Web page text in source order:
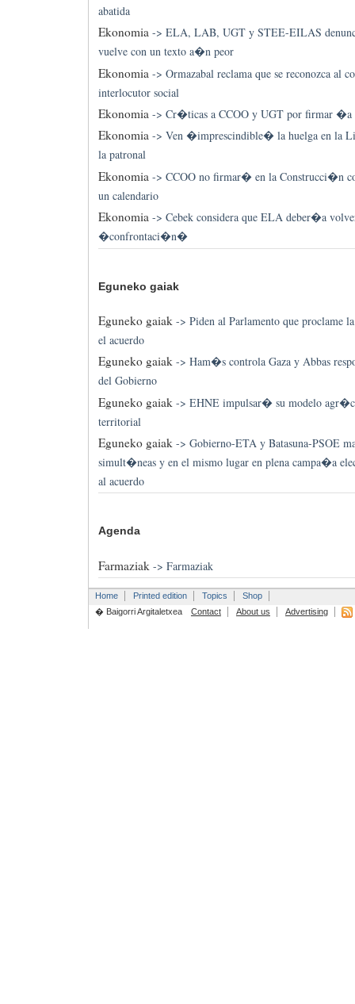
abatida
Ekonomia-> ELA, LAB, UGT y STEE-EILAS
vuelve con un texto a�n peor
Ekonomia -> Ormazabal reclama que se reconozca al
interlocutor social
Ekonomia-> Cr�ticas a CCOO y UGT por firmar �a
Ekonomia-> Ven �imprescindible� la huelga en la
la patronal
Ekonomia -> CCOO no firmar� en la Construcci�n
un calendario
Ekonomia-> Cebek considera que ELA deber�a
�confrontaci�n�
Eguneko gaiak
Eguneko gaiak-> Piden al Parlamento que proclame
el acuerdo
Eguneko gaiak-> Ham�s controla Gaza y Abbas
del Gobierno
Eguneko gaiak -> EHNE impulsar� su modelo
territorial
Eguneko gaiak-> Gobierno-ETA y Batasuna-PSOE
simult�neas y en el mismo lugar en plena campa�a
al acuerdo
Agenda
Farmaziak-> Farmaziak
Home Printed edition Topics
Shop
� Baigorri Argitaletxea
Contact About us Advertising